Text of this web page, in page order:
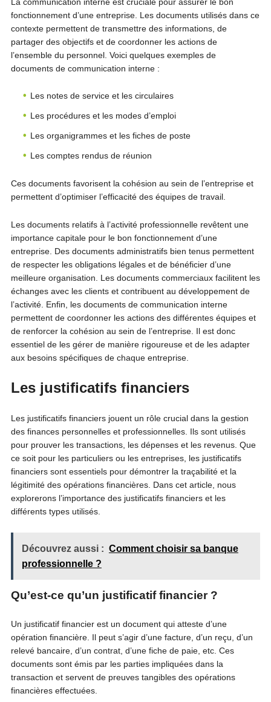
fonctionnement d’une entreprise. Les documents utilisés dans ce
contexte permettent de transmettre des informations, de
partager des objectifs et de coordonner les actions de
l’ensemble du personnel. Voici quelques exemples de
documents de communication interne :
Les notes de service et les circulaires
Les procédures et les modes d’emploi
Les organigrammes et les fiches de poste
Les comptes rendus de réunion
Ces documents favorisent la cohésion au sein de l’entreprise et
permettent d’optimiser l’efficacité des équipes de travail.
Les documents relatifs à l’activité professionnelle revêtent une
importance capitale pour le bon fonctionnement d’une
entreprise. Des documents administratifs bien tenus permettent
de respecter les obligations légales et de bénéficier d’une
meilleure organisation. Les documents commerciaux facilitent les
échanges avec les clients et contribuent au développement de
l’activité. Enfin, les documents de communication interne
permettent de coordonner les actions des différentes équipes et
de renforcer la cohésion au sein de l’entreprise. Il est donc
essentiel de les gérer de manière rigoureuse et de les adapter
aux besoins spécifiques de chaque entreprise.
Les justificatifs financiers
Les justificatifs financiers jouent un rôle crucial dans la gestion
des finances personnelles et professionnelles. Ils sont utilisés
pour prouver les transactions, les dépenses et les revenus. Que
ce soit pour les particuliers ou les entreprises, les justificatifs
financiers sont essentiels pour démontrer la traçabilité et la
légitimité des opérations financières. Dans cet article, nous
explorerons l’importance des justificatifs financiers et les
différents types utilisés.
Découvrez aussi : Comment choisir sa banque
professionnelle ?
Qu’est-ce qu’un justificatif financier ?
Un justificatif financier est un document qui atteste d’une
opération financière. Il peut s’agir d’une facture, d’un reçu, d’un
relevé bancaire, d’un contrat, d’une fiche de paie, etc. Ces
documents sont émis par les parties impliquées dans la
transaction et servent de preuves tangibles des opérations
financières effectuées.